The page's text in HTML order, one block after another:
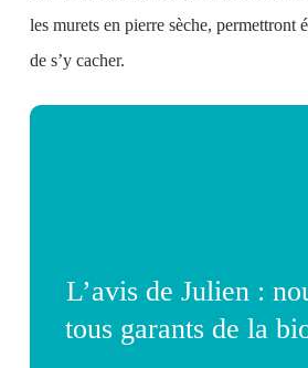
les murets en pierre sèche, permettront
de s’y cacher.
L’avis de Julien :
tous garants de la